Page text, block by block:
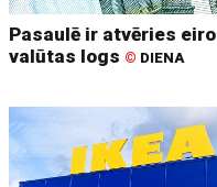
Pasaulē ir atvēries eiro
valūtas logs © DIENA